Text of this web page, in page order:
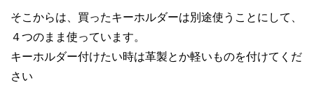
そこからは、買ったキーホルダーは別途使うことにして、
４つのまま使っています。
キーホルダー付けたい時は革製とか軽いものを付けてくだ
さい